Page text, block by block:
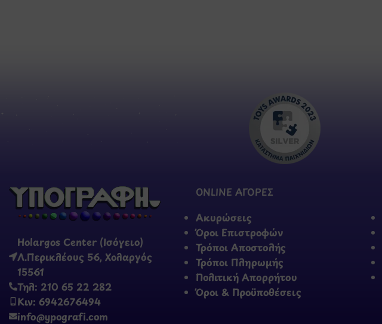
Holargos Center (Ισόγειο)
Λ.Περικλέους 56, Χολαργός
15561
Τηλ: 210 65 22 282
Κιν: 6942676494
info@ypografi.com
ONLINE ΑΓΟΡΕΣ
Ακυρώσεις
Όροι Επιστροφών
Τρόποι Αποστολής
Τρόποι Πληρωμής
Πολιτική Απορρήτου
Όροι & Προϋποθέσεις